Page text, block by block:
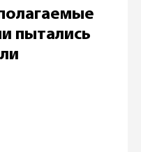
пытались